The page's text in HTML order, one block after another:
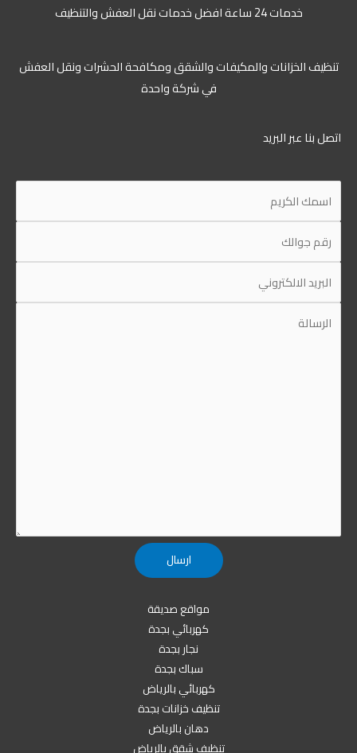
خدمات 24 ساعة افضل خدمات نقل العفش والتنظيف
تنظيف الخزانات والمكيفات والشقق ومكافحة الحشرات ونقل العفش
في شركة واحدة
اتصل بنا عبر البريد
مواقع صديقة
كهربائي بجدة
نجار بجدة
سباك بجدة
كهربائي بالرياض
تنظيف خزانات بجدة
دهان بالرياض
تنظيف شقق بالرياض